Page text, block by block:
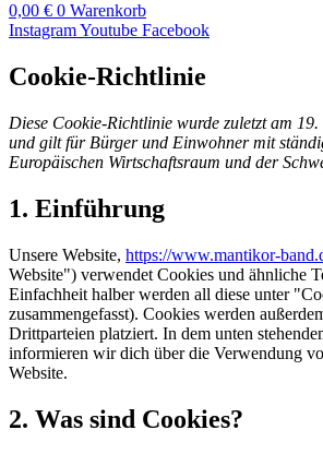
0,00 € 0 Warenkorb
InstagramYoutube Facebook
Cookie-Richtlinie
Diese Cookie-Richtlinie wurde zuletzt am
und gilt für Bürger und Einwohner mit
Europäischen Wirtschaftsraum und der
1. Einführung
Unsere Website, https://www.mantikor-
Website") verwendet Cookies und ähnliche
Einfachheit halber werden all diese unter
zusammengefasst). Cookies werden
Drittparteien platziert. In dem unten
informieren wir dich über die Verwendung
Website.
2. Was sind Cookies?